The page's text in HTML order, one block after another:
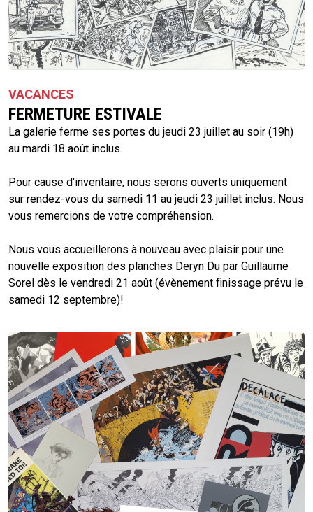
VACANCES
FERMETURE ESTIVALE
La galerie ferme ses portes du jeudi 23 juillet au soir (19h)
au mardi 18 août inclus.
Pour cause d'inventaire, nous serons ouverts uniquement
sur rendez-vous du samedi 11 au jeudi 23 juillet inclus. Nous
vous remercions de votre compréhension.
Nous vous accueillerons à nouveau avec plaisir pour une
nouvelle exposition des planches Deryn Du par Guillaume
Sorel dès le vendredi 21 août (évènement finissage prévu le
samedi 12 septembre)!